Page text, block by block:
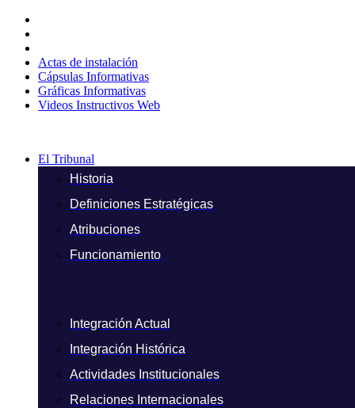
contenido
Actas de instalación
Cápsulas Informativas
Gráficas Informativas
Videos Instructivos Web
El Tribunal
Historia
Definiciones Estratégicas
Atribuciones
Funcionamiento
Integración Actual
Integración Histórica
Actividades Institucionales
Relaciones Internacionales